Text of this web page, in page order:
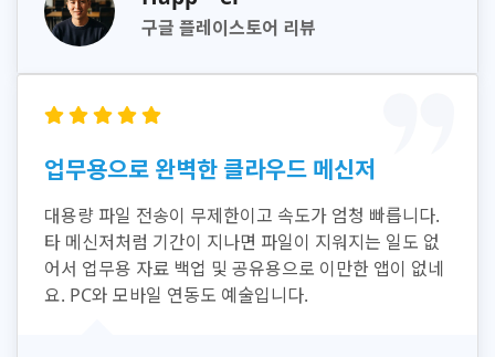
구글 플레이스토어 리뷰
업무용으로 완벽한 클라우드 메신저
대용량 파일 전송이 무제한이고 속도가 엄청 빠릅니다.
타 메신저처럼 기간이 지나면 파일이 지워지는 일도 없
어서 업무용 자료 백업 및 공유용으로 이만한 앱이 없네
요. PC와 모바일 연동도 예술입니다.